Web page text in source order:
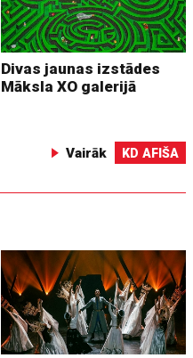
Divas jaunas izstādes
Māksla XO galerijā
Vairāk KD AFIŠA